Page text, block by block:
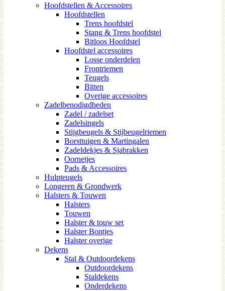
Hoofdstellen & Accessoires
Hoofdstellen
Trens hoofdstel
Stang & Trens hoofdstel
Bitloos Hoofdstel
Hoofdstel accessoires
Losse onderdelen
Frontriemen
Teugels
Bitten
Overige accessoires
Zadelbenodigdheden
Zadel / zadelset
Zadelsingels
Stijgbeugels & Stijbeugelriemen
Borsttuigen & Martingalen
Zadeldekjes & Sjabrakken
Oornetjes
Pads & Accessoires
Hulpteugels
Longeren & Grondwerk
Halsters & Touwen
Halsters
Touwen
Halster & touw set
Halster Bontjes
Halster overige
Dekens
Stal & Outdoordekens
Outdoordekens
Staldekens
Onderdekens